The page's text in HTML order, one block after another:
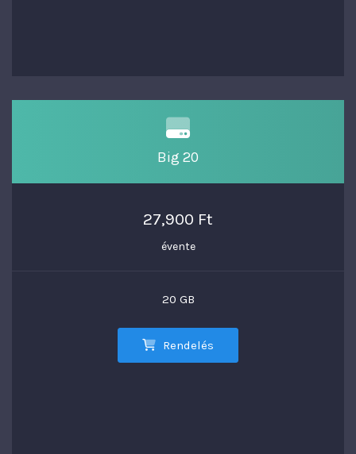
Big 20
27,900 Ft
évente
20 GB
Rendelés